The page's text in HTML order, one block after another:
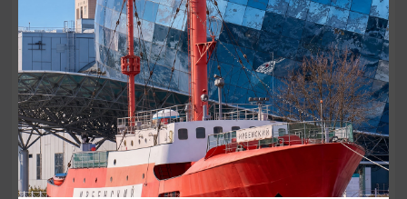
01.02.2026 - 31.12.2026, 13:00
Куршская коса
ОТ 2500₽